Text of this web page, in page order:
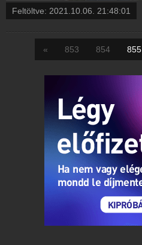
Feltöltve: 2021.10.06. 21:48:01
« 853 854 855